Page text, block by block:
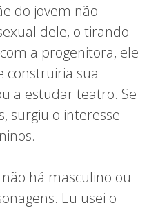
do jovem não
dele, o tirando
a progenitora, ele
construiria sua
a estudar teatro. Se
surgiu o interesse
não há masculino ou
Eu usei o